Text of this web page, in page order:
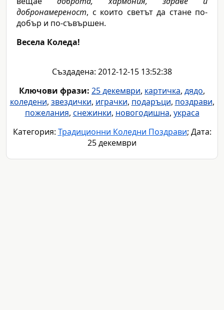
добронамереност, с които светът да стане по-
добър и по-съвършен.
Весела Коледа!
Създадена: 2012-12-15 13:52:38
Ключови фрази: 25 декември, картичка, дядо,
коледени, звездички, играчки, подаръци, поздрави,
пожелания, снежинки, новогодишна, украса
Категория: Традиционни Коледни Поздрави; Дата:
25 декември